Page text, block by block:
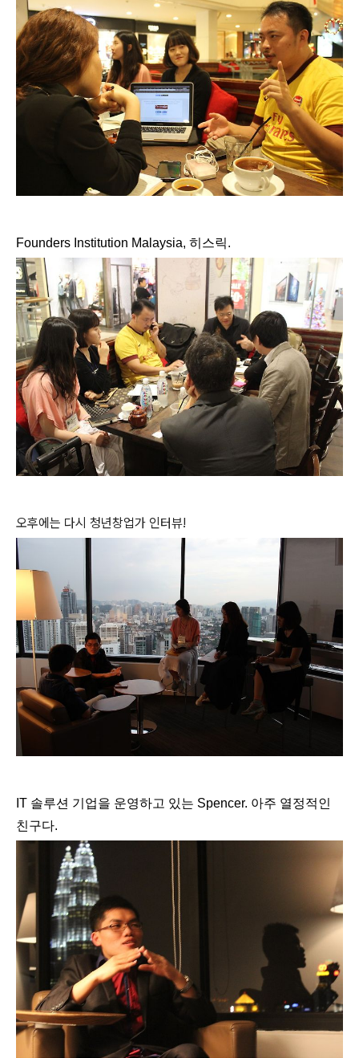
Founders Institution Malaysia, 히스릭.
오후에는 다시 청년창업가 인터뷰!
IT 솔루션 기업을 운영하고 있는 Spencer. 아주 열정적인
친구다.